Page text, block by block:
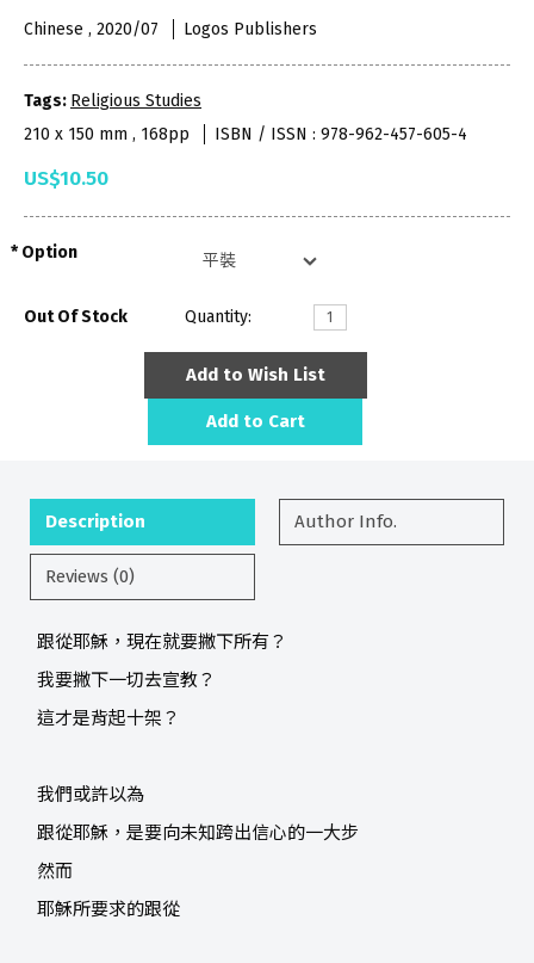
Chinese , 2020/07 Logos Publishers
Tags: Religious Studies
210 x 150 mm , 168pp
ISBN / ISSN : 978-962-457-605-4
US$10.50
Option
Out Of Stock Quantity:
Add to Wish List
Add to Cart
Description Author Info.
Reviews (0)
跟從耶穌，現在就要撇下所有？
我要撇下一切去宣教？
這才是背起十架？
我們或許以為
跟從耶穌，是要向未知跨出信心的一大步
然而
耶穌所要求的跟從